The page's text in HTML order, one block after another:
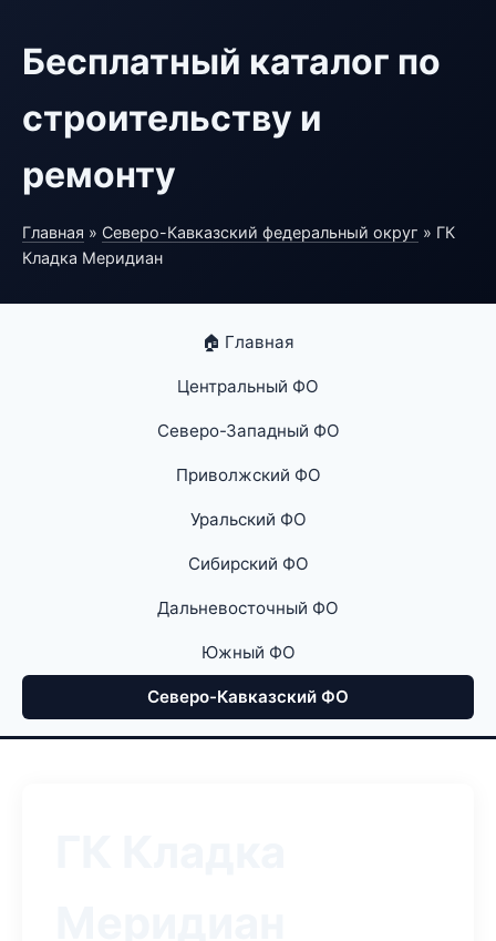
Бесплатный каталог по
строительству и
ремонту
Главная » Северо-Кавказский федеральный округ » ГК
Кладка Меридиан
🏠 Главная
Центральный ФО
Северо-Западный ФО
Приволжский ФО
Уральский ФО
Сибирский ФО
Дальневосточный ФО
Южный ФО
Северо-Кавказский ФО